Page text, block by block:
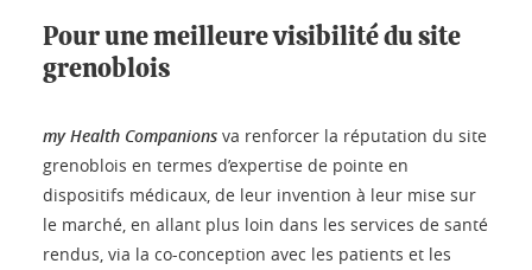
Pour une meilleure visibilité du site
grenoblois
my Health Companions va renforcer la réputation du site
grenoblois en termes d’expertise de pointe en
dispositifs médicaux, de leur invention à leur mise sur
le marché, en allant plus loin dans les services de santé
rendus, via la co-conception avec les patients et les